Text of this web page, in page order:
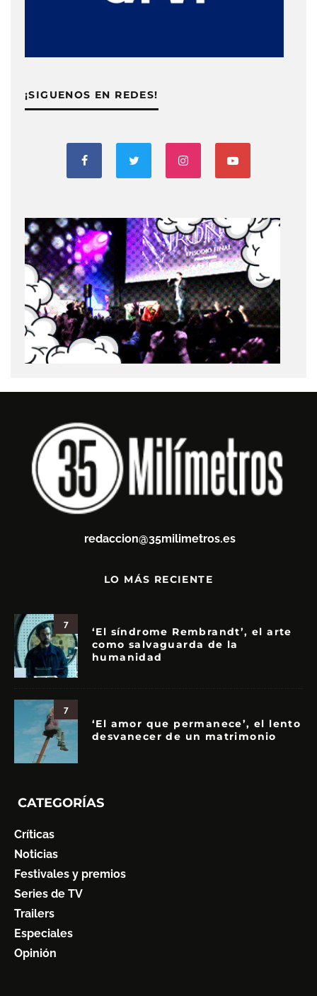
¡SIGUENOS EN REDES!
redaccion@35milimetros.es
LO MÁS RECIENTE
7
‘El síndrome Rembrandt’, el arte
como salvaguarda de la
humanidad
7
‘El amor que permanece’, el lento
desvanecer de un matrimonio
CATEGORÍAS
Críticas
Noticias
Festivales y premios
Series de TV
Trailers
Especiales
Opinión